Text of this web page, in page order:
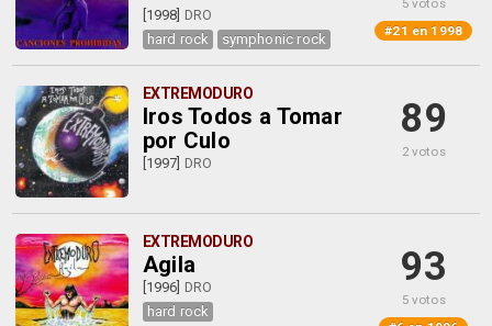
[1998] DRO
hard rock
symphonic rock
#21 en 1998
EXTREMODURO
Iros Todos a Tomar
por Culo
[1997] DRO
89
2 votos
EXTREMODURO
Agila
[1996] DRO
hard rock
93
5 votos